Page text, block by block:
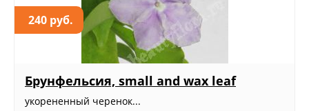
240 руб.
Брунфельсия, small and wax leaf
укорененный черенок...